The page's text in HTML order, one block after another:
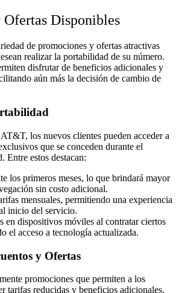
Disponibles
de promociones y ofertas atractivas
realizar la portabilidad de su número.
disfrutar de beneficios adicionales y
aún más la decisión de cambio de
los nuevos clientes pueden acceder a
que se conceden durante el
Entre estos destacan:
los primeros meses, lo que brindará mayor
sin costo adicional.
mensuales, permitiendo una experiencia
inicio del servicio.
en dispositivos móviles al contratar ciertos
el acceso a tecnología actualizada.
y Ofertas
promociones que permiten a los
tarifas reducidas y beneficios adicionales.